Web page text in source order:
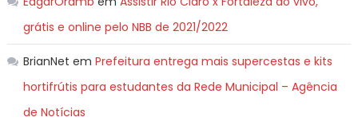
grátis e online pelo NBB de 2021/2022
BrianNet em Prefeitura entrega mais supercestas e kits
hortifrútis para estudantes da Rede Municipal – Agência
de Notícias